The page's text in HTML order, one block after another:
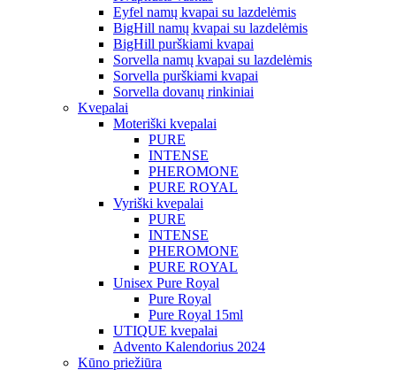
Eyfel namų kvapai su lazdelėmis
BigHill namų kvapai su lazdelėmis
BigHill purškiami kvapai
Sorvella namų kvapai su lazdelėmis
Sorvella purškiami kvapai
Sorvella dovanų rinkiniai
Kvepalai
Moteriški kvepalai
PURE
INTENSE
PHEROMONE
PURE ROYAL
Vyriški kvepalai
PURE
INTENSE
PHEROMONE
PURE ROYAL
Unisex Pure Royal
Pure Royal
Pure Royal 15ml
UTIQUE kvepalai
Advento Kalendorius 2024
Kūno priežiūra